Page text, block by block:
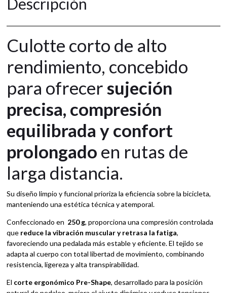
t
v
e
:
Descripción
Culotte corto de alto
rendimiento, concebido
para ofrecersujeción
precisa, compresión
equilibrada y confort
prolongado en rutas de
larga distancia.
Su diseño limpio y funcional prioriza la eficiencia sobre la bicicleta,
manteniendo una estética técnica y atemporal.
Confeccionado en 250 g, proporciona una compresión controlada
que reduce la vibración muscular y retrasa la fatiga,
favoreciendo una pedalada más estable y eficiente. El tejido se
adapta al cuerpo con total libertad de movimiento, combinando
resistencia, ligereza y alta transpirabilidad.
El corte ergonómico Pre-Shape, desarrollado para la posición